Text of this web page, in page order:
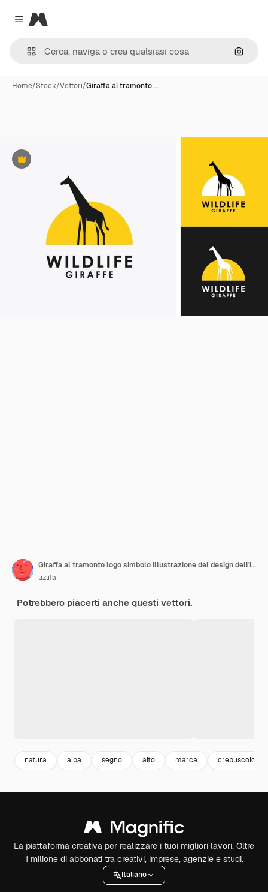
Close menu
Magnific
Cerca
Home/Stock/Vettori/Giraffa al tramonto …
Premium
Giraffa al tramonto logo simbolo illustrazione del design dell'icona
uzlifa
Potrebbero piacerti anche questi vettori.
natura alba segno alto marca crepuscolo
La piattaforma creativa per realizzare i tuoi migliori lavori. Oltre
1 milione di abbonati tra creativi, imprese, agenzie e studi.
Italiano